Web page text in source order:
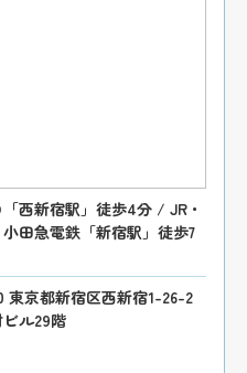
西新宿駅」徒歩4分 / JR・
田急電鉄「新宿駅」徒歩7
東京都新宿区西新宿1-26-2
ル29階